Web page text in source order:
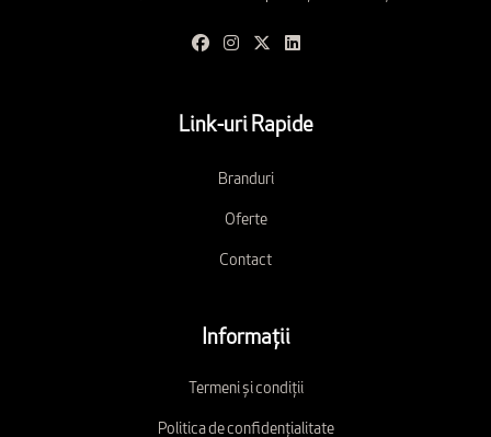
Link-uri Rapide
Branduri
Oferte
Contact
Informații
Termeni și condiții
Politica de confidențialitate